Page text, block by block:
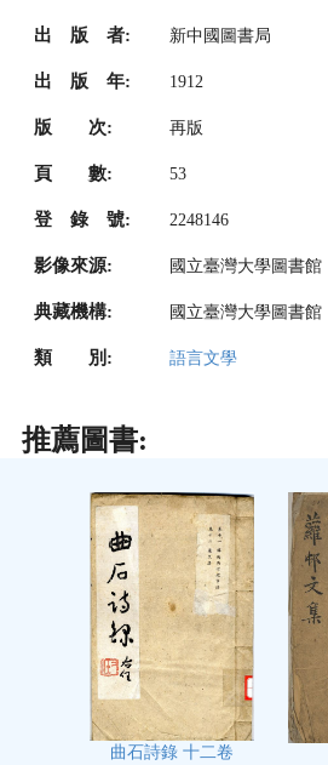
出 版 者: 新中國圖書局
出 版 年: 1912
版 次: 再版
頁 數: 53
登 錄 號: 2248146
影像來源: 國立臺灣大學圖書館
典藏機構: 國立臺灣大學圖書館
類 別: 語言文學
推薦圖書:
曲石詩錄 十二卷